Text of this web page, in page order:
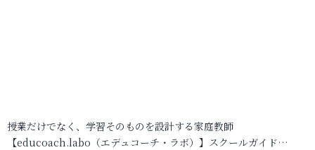
授業だけでなく、学習そのものを設計する家庭教師
【educoach.labo（エデュコーチ・ラボ）】スクールガイド…